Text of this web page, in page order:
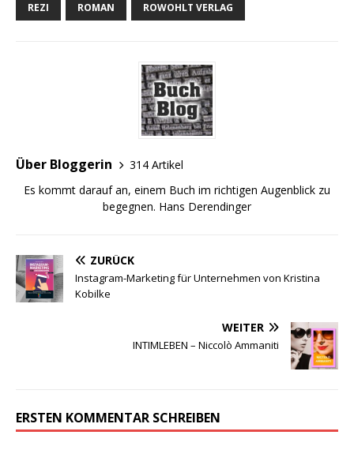
REZI ROMAN ROWOHLT VERLAG
Über Bloggerin
314 Artikel
Es kommt darauf an, einem Buch im richtigen Augenblick zu
begegnen. Hans Derendinger
ZURÜCK
Instagram-Marketing für Unternehmen von Kristina
Kobilke
WEITER
INTIMLEBEN – Niccolò Ammaniti
ERSTEN KOMMENTAR SCHREIBEN